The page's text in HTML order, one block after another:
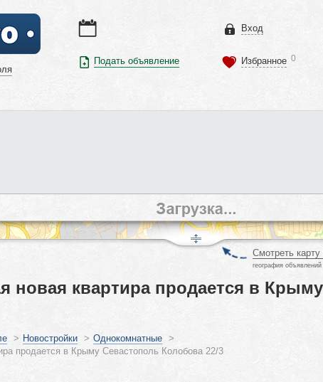
Подать объявление
Вход
Избранное 0
Смотреть
география объявлений
новая квартира продается в
> Новостройки > Однокомнатные >
продается в Крыму Севастополь Колобова 22/3